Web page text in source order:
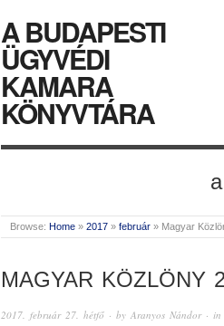
A BUDAPESTI
ÜGYVÉDI
KAMARA
KÖNYVTÁRA
Browse: Home » 2017 » február » Magyar
MAGYAR KÖZLÖNY
2017. február 27. hétfő · by Aranyos Nándor·